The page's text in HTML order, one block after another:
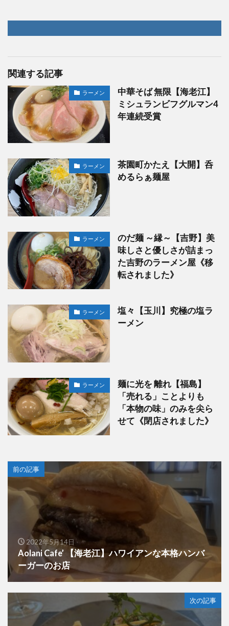
関連する記事
ラーメン
中華そば 無限【海老江】
ミシュランビフグルマン4
年連続受賞
ラーメン
茶園町かたえ【大開】呑
めるらぁ麺屋
ラーメン
のだ麺 ～縁～【吉野】美
味しさと優しさが詰まっ
た吉野のラーメン屋《移
転されました》
ラーメン
塩々【玉川】究極の塩ラ
ーメン
ラーメン
麺に光を 離れ【福島】
「売れる」ことよりも
「本物の味」のみを尖ら
せて《閉店されました》
前の記事
2022年5月14日
Aolani Cafe’ 【海老江】ハワイアンな本格ハンバ
ーガーのお店
次の記事